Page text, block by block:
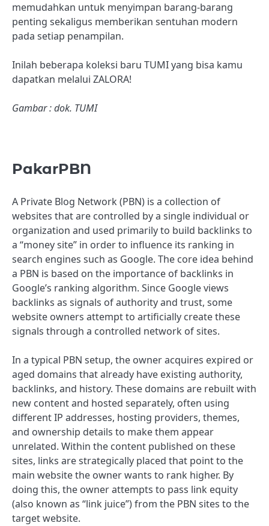
memudahkan untuk menyimpan barang-barang
penting sekaligus memberikan sentuhan modern
pada setiap penampilan.
Inilah beberapa koleksi baru TUMI yang bisa kamu
dapatkan melalui ZALORA!
Gambar : dok. TUMI
PakarPBN
A Private Blog Network (PBN) is a collection of
websites that are controlled by a single individual or
organization and used primarily to build backlinks to
a “money site” in order to influence its ranking in
search engines such as Google. The core idea behind
a PBN is based on the importance of backlinks in
Google’s ranking algorithm. Since Google views
backlinks as signals of authority and trust, some
website owners attempt to artificially create these
signals through a controlled network of sites.
In a typical PBN setup, the owner acquires expired or
aged domains that already have existing authority,
backlinks, and history. These domains are rebuilt with
new content and hosted separately, often using
different IP addresses, hosting providers, themes,
and ownership details to make them appear
unrelated. Within the content published on these
sites, links are strategically placed that point to the
main website the owner wants to rank higher. By
doing this, the owner attempts to pass link equity
(also known as “link juice”) from the PBN sites to the
target website.